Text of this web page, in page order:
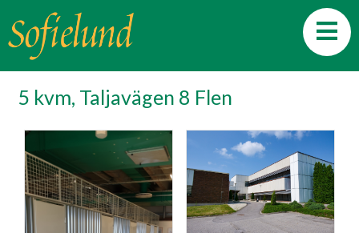
5 kvm, Taljavägen 8 Flen